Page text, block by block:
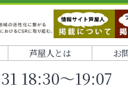
芦屋人とは お
18:30～19:07